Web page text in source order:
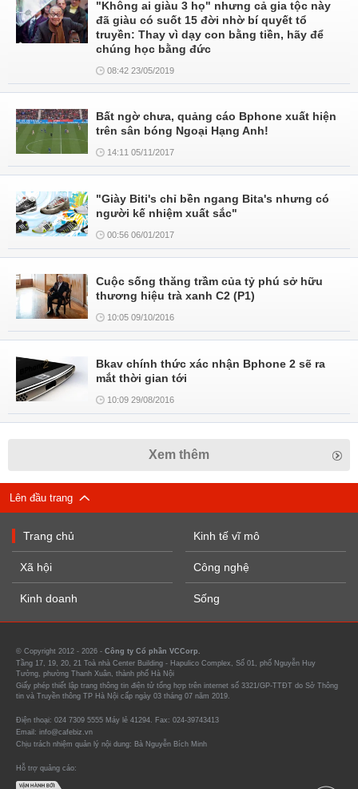
"Không ai giàu 3 họ" nhưng cả gia tộc này
đã giàu có suốt 15 đời nhờ bí quyết tổ
truyền: Thay vì dạy con bằng tiền, hãy để
chúng học bằng đức
08:42 23/05/2019
Bất ngờ chưa, quảng cáo Bphone xuất hiện
trên sân bóng Ngoại Hạng Anh!
14:11 05/11/2017
"Giày Biti's chỉ bền ngang Bita's nhưng có
người kế nhiệm xuất sắc"
00:56 06/01/2017
Cuộc sống thăng trầm của tỷ phú sở hữu
thương hiệu trà xanh C2 (P1)
10:05 09/10/2016
Bkav chính thức xác nhận Bphone 2 sẽ ra
mắt thời gian tới
10:09 29/08/2016
Xem thêm
Lên đầu trang
Trang chủ
Xã hội
Kinh doanh
Kinh tế vĩ mô
Công nghệ
Sống
© Copyright 2012 - 2026 - Công ty Cổ phần VCCorp.
Tầng 17, 19, 20, 21 Toà nhà Center Building - Hapulico Complex, Số 01, phố Nguyễn Huy
Tưởng, phường Thanh Xuân, thành phố Hà Nội
Giấy phép thiết lập trang thông tin điện tử tổng hợp trên internet số 3321/GP-TTĐT do Sở Thông
tin và Truyền thông TP Hà Nội cấp ngày 03 tháng 07 năm 2019.
Điện thoại: 024 7309 5555 Máy lẻ 41294. Fax: 024-39743413
Email: info@cafebiz.vn
Chịu trách nhiệm quản lý nội dung: Bà Nguyễn Bích Minh
Hỗ trợ quảng cáo: